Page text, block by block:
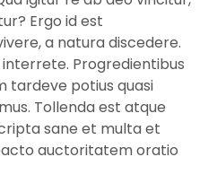
Ergo id est
a natura discedere.
Progredientibus
tardeve potius quasi
Tollenda est atque
sane et multa et
auctoritatem oratio